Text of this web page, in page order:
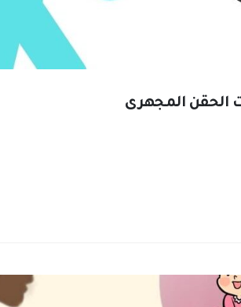
الحقن المجهرى